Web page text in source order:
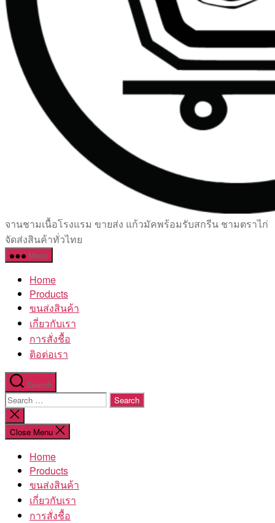
เซรามิค
ครบ
ครัน
โรงงาน
จานชามเนื้อโรงแรม ขายส่ง แก้วมัคพร้อมรับสกรีน ชามตราไก่
จัดส่งสินค้าทั่วไทย
Menu
Home
Products
ขนส่งสินค้า
เกี่ยวกับเรา
การสั่งชื้อ
ติอต่อเรา
Search
Search
for:
Close
search
Close Menu
Home
Products
ขนส่งสินค้า
เกี่ยวกับเรา
การสั่งชื้อ